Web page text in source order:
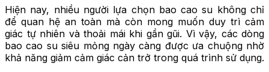
Hiện nay, nhiều người lựa chọn bao cao su không chỉ
để quan hệ an toàn mà còn mong muốn duy trì cảm
giác tự nhiên và thoải mái khi gần gũi. Vì vậy, các dòng
bao cao su siêu mỏng ngày càng được ưa chuộng nhờ
khả năng giảm cảm giác cản trở trong quá trình sử dụng.